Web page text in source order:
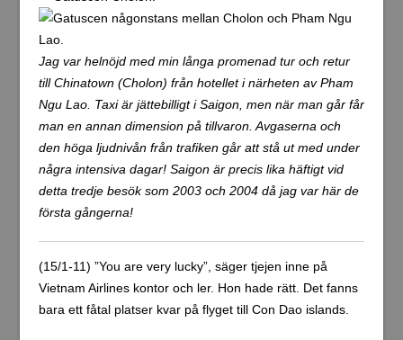
Jag var helnöjd med min långa promenad tur och retur
till Chinatown (Cholon) från hotellet i närheten av Pham
Ngu Lao. Taxi är jättebilligt i Saigon, men när man går får
man en annan dimension på tillvaron. Avgaserna och
den höga ljudnivån från trafiken går att stå ut med under
några intensiva dagar! Saigon är precis lika häftigt vid
detta tredje besök som 2003 och 2004 då jag var här de
första gångerna!
(15/1-11) ”You are very lucky”, säger tjejen inne på
Vietnam Airlines kontor och ler. Hon hade rätt. Det fanns
bara ett fåtal platser kvar på flyget till Con Dao islands.